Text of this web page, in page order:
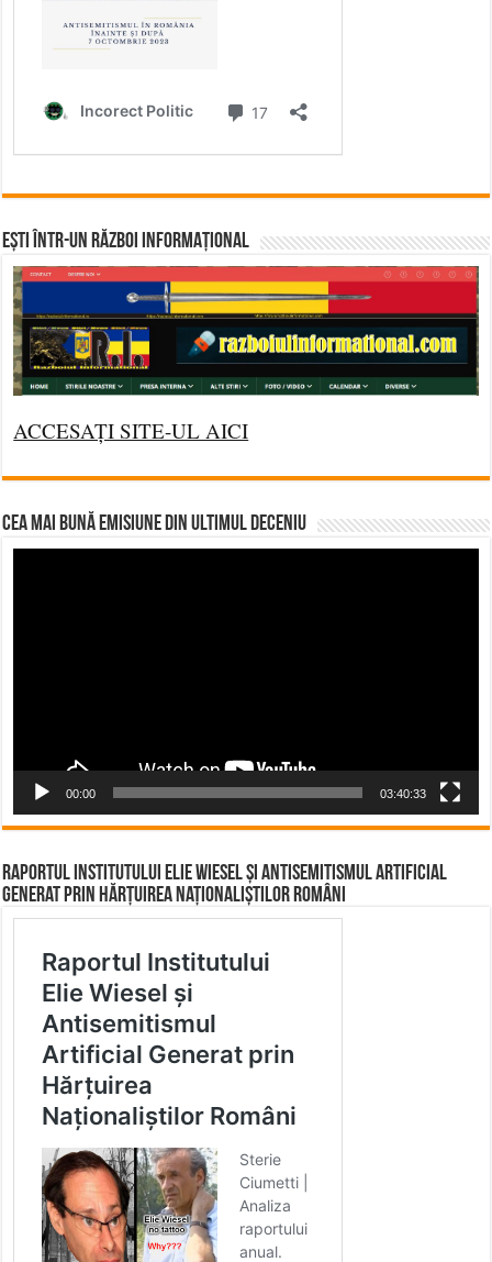
Ești într-un RĂZBOI INFORMAȚIONAL
ACCESAȚI SITE-UL AICI
CEA MAI BUNĂ EMISIUNE DIN ULTIMUL DECENIU
00:00 03:40:33
Raportul Institutului Elie Wiesel și Antisemitismul Artificial
Generat prin Hărțuirea Naționaliștilor Români